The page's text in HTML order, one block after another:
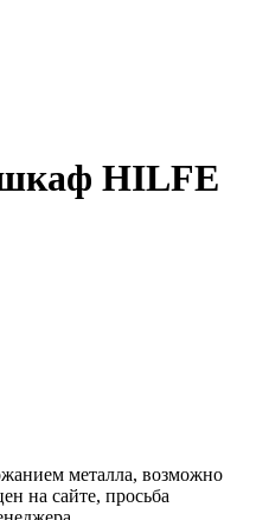
HILFE
металла, возможно
на сайте, просьба